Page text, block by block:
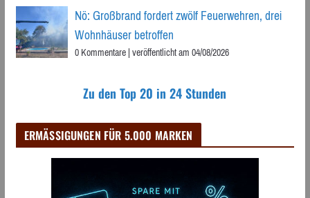
Nö: Großbrand fordert zwölf Feuerwehren, drei
Wohnhäuser betroffen
0 Kommentare|veröffentlicht am 04/08/2026
Zu den Top 20 in 24 Stunden
ERMÄSSIGUNGEN FÜR 5.000 MARKEN